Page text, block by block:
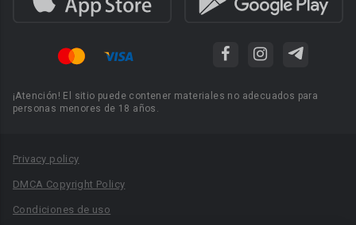
¡Atención! El sitio puede contener materiales no adecuados para
personas menores de 18 años.
Privacy policy
DMCA Copyright Policy
Condiciones de uso